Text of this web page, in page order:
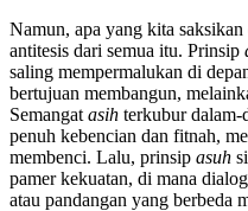
Namun, apa yang kita
antitesis dari semua itu. Prinsip
saling mempermalukan di
bertujuan membangun,
Semangat asih terkubur dalam-
penuh kebencian dan fitnah,
membenci. Lalu, prinsip asuh
pamer kekuatan, di mana
atau pandangan yang berbeda